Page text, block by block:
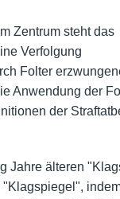
Zentrum steht das
Verfolgung
Folter
Anwendung der
der
Jahre älteren
"Klagspiegel",